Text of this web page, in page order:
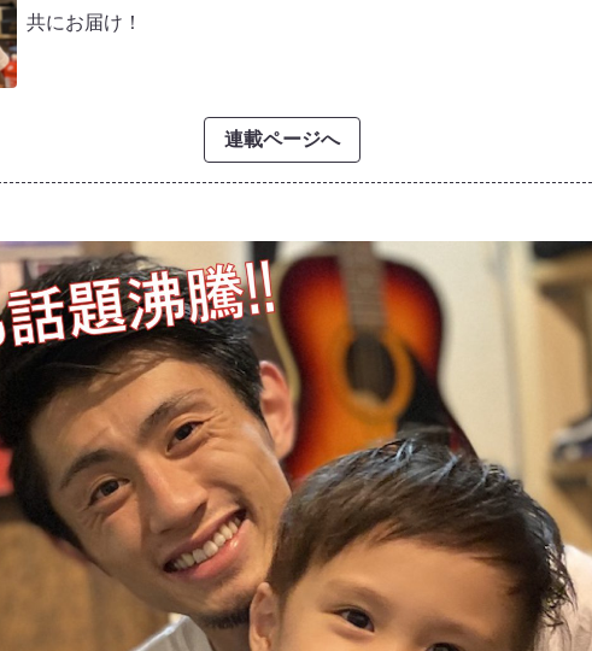
共にお届け！
連載ページへ